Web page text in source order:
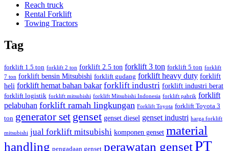
Reach truck
Rental Forklift
Towing Tractors
Tag
forklift 1.5 ton forklift 2 ton forklift 2.5 ton forklift 3 ton forklift 5 ton forklift
7 ton forklift bensin Mitsubishi forklift gudang forklift heavy duty forklift
heli forklift hemat bahan bakar forklift industri forklift industri berat
forklift logistik forklift mitsubishi forklift Mitsubishi Indonesia forklift pabrik forklift
pelabuhan forklift ramah lingkungan Forklift Toyota forklift Toyota 3
ton generator set genset genset diesel genset industri harga forklift
mitsubishi jual forklift mitsubishi komponen genset material
handling pengadaan genset perawatan gensetPT